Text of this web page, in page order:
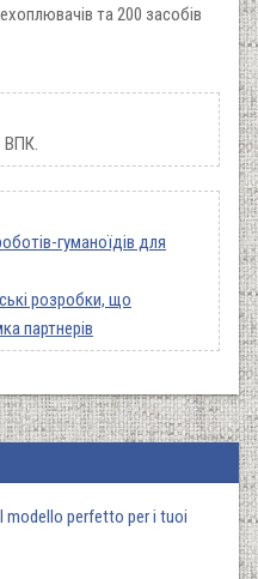
та 200 засобів
ВПК.
гуманоїдів для
розробки, що
партнерів
modello perfetto per i tuoi